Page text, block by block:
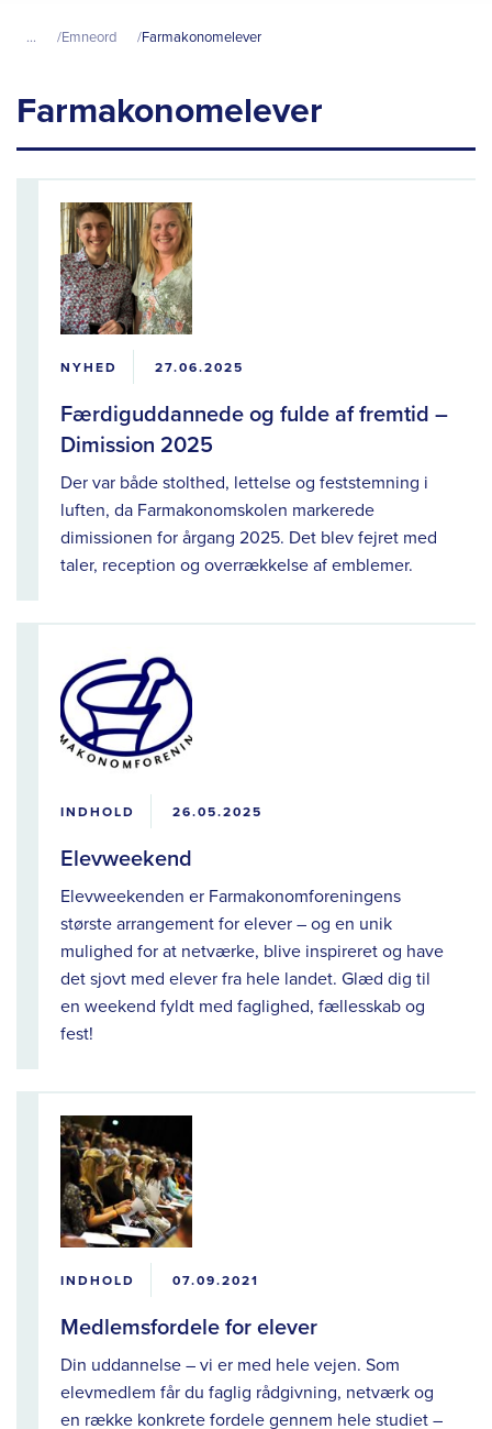
... Emneord Farmakonomelever
Farmakonomelever
NYHED 27.06.2025
Færdiguddannede og fulde af fremtid –
Dimission 2025
Der var både stolthed, lettelse og feststemning i
luften, da Farmakonomskolen markerede
dimissionen for årgang 2025. Det blev fejret med
taler, reception og overrækkelse af emblemer.
INDHOLD 26.05.2025
Elevweekend
Elevweekenden er Farmakonomforeningens
største arrangement for elever – og en unik
mulighed for at netværke, blive inspireret og have
det sjovt med elever fra hele landet. Glæd dig til
en weekend fyldt med faglighed, fællesskab og
fest!
INDHOLD 07.09.2021
Medlemsfordele for elever
Din uddannelse – vi er med hele vejen. Som
elevmedlem får du faglig rådgivning, netværk og
en række konkrete fordele gennem hele studiet –